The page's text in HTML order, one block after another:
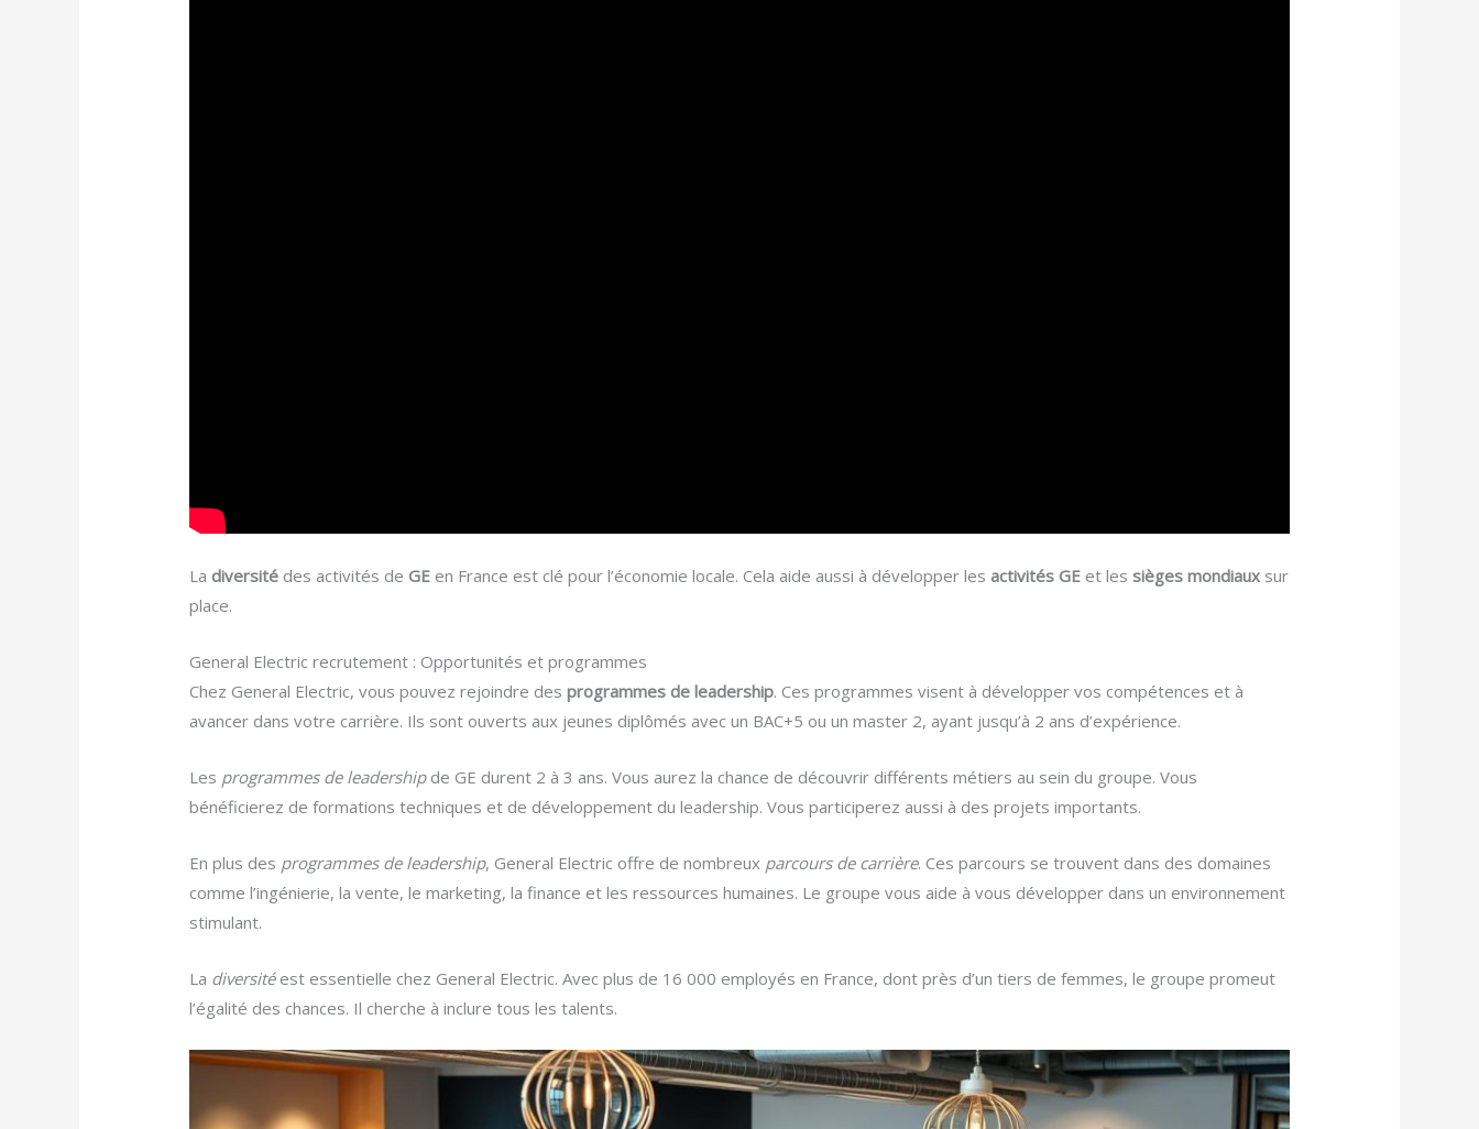
Ladiversité des activités de GE en France est clé pour l’économie locale. Cela aide aussi à développer les activités GE et lessièges mondiaux sur
place.
General Electric recrutement : Opportunités et programmes
Chez General Electric, vous pouvez rejoindre desprogrammes de leadership. Ces programmes visent à développer vos compétences et à
avancer dans votre carrière. Ils sont ouverts aux jeunes diplômés avec un BAC+5 ou un master 2, ayant jusqu’à 2 ans d’expérience.
Les programmes de leadershipde GE durent 2 à 3 ans. Vous aurez la chance de découvrir différents métiers au sein du groupe. Vous
bénéficierez de formations techniques et de développement du leadership. Vous participerez aussi à des projets importants.
En plus des programmes de leadership, General Electric offre de nombreux parcours de carrière. Ces parcours se trouvent dans des domaines
comme l’ingénierie, la vente, le marketing, la finance et les ressources humaines. Le groupe vous aide à vous développer dans un environnement
stimulant.
La diversitéest essentielle chez General Electric. Avec plus de 16 000 employés en France, dont près d’un tiers de femmes, le groupe promeut
l’égalité des chances. Il cherche à inclure tous les talents.